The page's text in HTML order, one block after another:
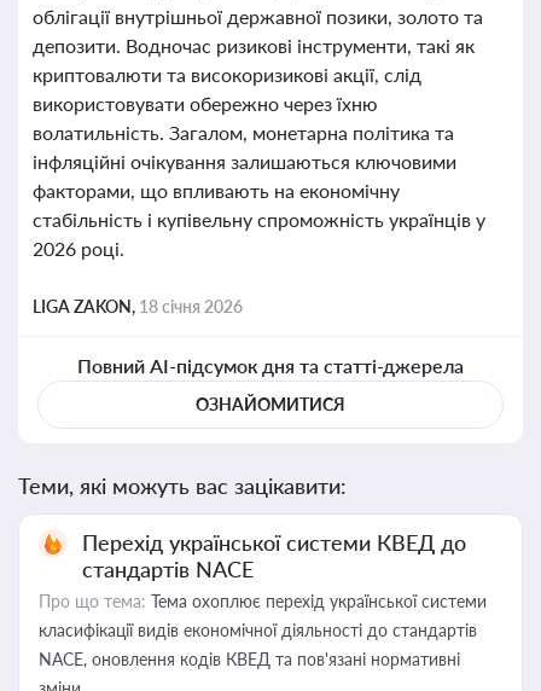
облігації внутрішньої державної позики, золото та
депозити. Водночас ризикові інструменти, такі як
криптовалюти та високоризикові акції, слід
використовувати обережно через їхню
волатильність. Загалом, монетарна політика та
інфляційні очікування залишаються ключовими
факторами, що впливають на економічну
стабільність і купівельну спроможність українців у
2026 році.
LIGA ZAKON, 18 січня 2026
Повний AI-підсумок дня та статті-джерела
ОЗНАЙОМИТИСЯ
Теми, які можуть вас зацікавити:
Перехід української системи КВЕД до
стандартів NACE
Про що тема: Тема охоплює перехід української системи
класифікації видів економічної діяльності до стандартів
NACE, оновлення кодів КВЕД та пов'язані нормативні